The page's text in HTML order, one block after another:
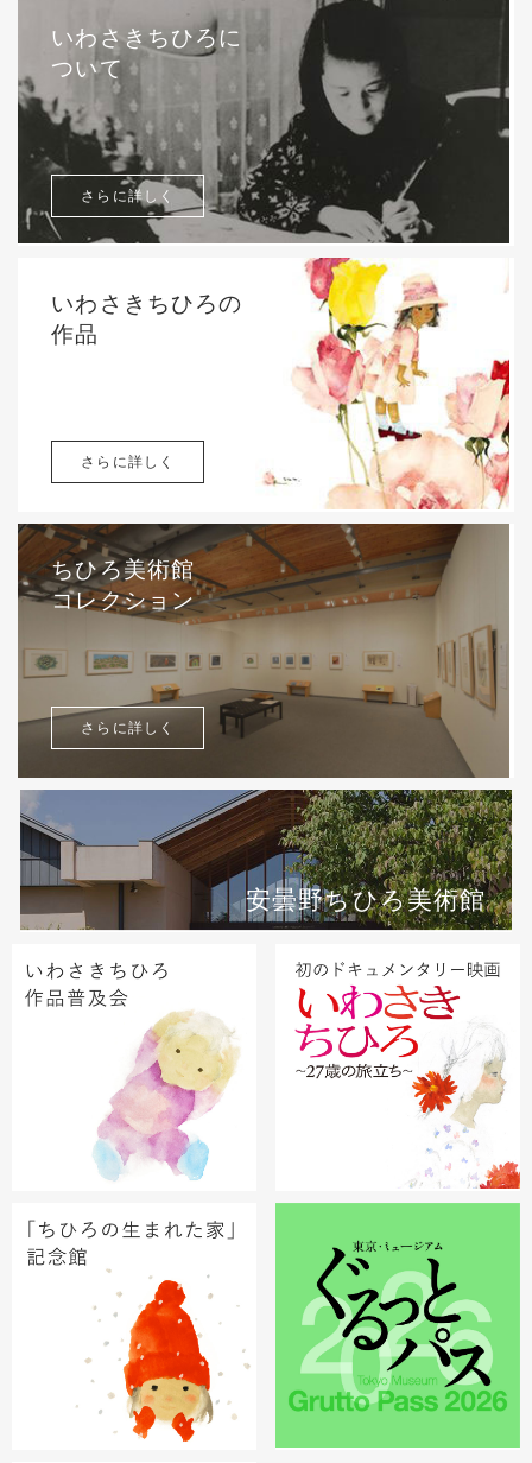
いわさきちひろに
ついて
さらに詳しく
いわさきちひろの
作品
さらに詳しく
ちひろ美術館
コレクション
さらに詳しく
安曇野ちひろ美術館